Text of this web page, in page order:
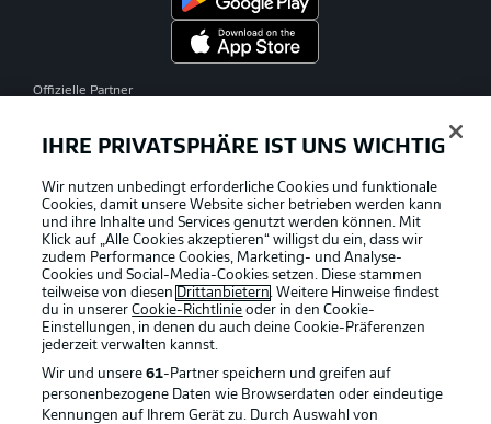
Offizielle Partner
IHRE PRIVATSPHÄRE IST UNS WICHTIG
Wir nutzen unbedingt erforderliche Cookies und funktionale
Cookies, damit unsere Website sicher betrieben werden kann
und ihre Inhalte und Services genutzt werden können. Mit
Klick auf „Alle Cookies akzeptieren“ willigst du ein, dass wir
zudem Performance Cookies, Marketing- und Analyse-
Cookies und Social-Media-Cookies setzen. Diese stammen
teilweise von diesen Drittanbietern. Weitere Hinweise findest
du in unsererCookie-Richtlinie oder in den Cookie-
Einstellungen, in denen du auch deine Cookie-Präferenzen
jederzeit verwalten kannst.
Wir und unsere61-Partner speichern und greifen auf
personenbezogene Daten wie Browserdaten oder eindeutige
Kennungen auf Ihrem Gerät zu. Durch Auswahl von